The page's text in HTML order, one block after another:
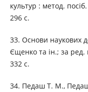
культур : метод.
296 с.
33. Основи наукових
Єщенко та ін.; за
332 с.
34. Педаш Т. М.,